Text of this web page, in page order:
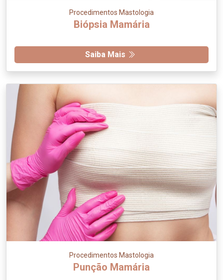
Procedimentos Mastologia
Biópsia Mamária
Saiba Mais
Procedimentos Mastologia
Punção Mamária